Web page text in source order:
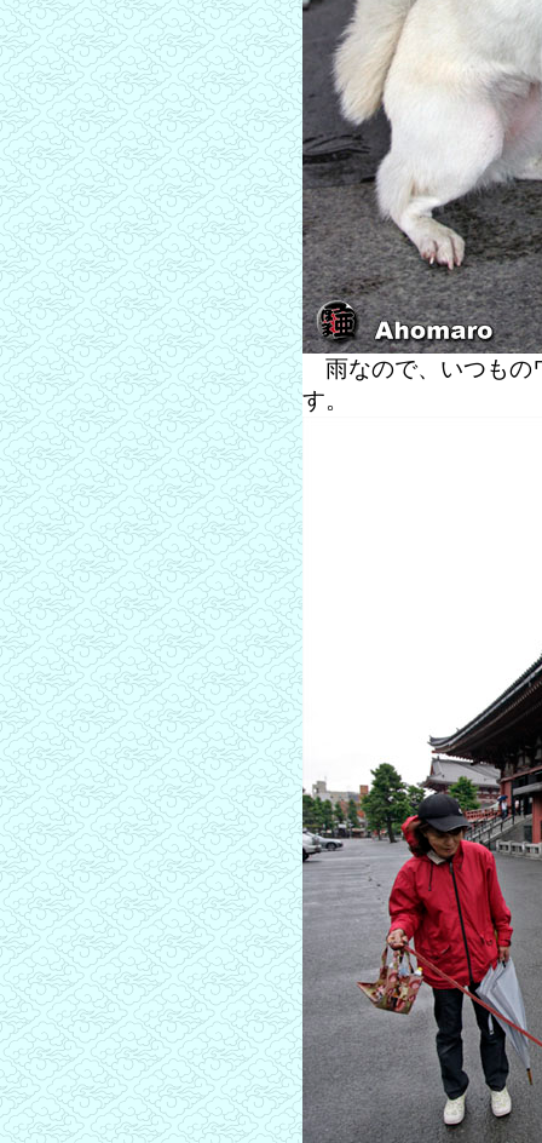
雨なので、いつもの
す。